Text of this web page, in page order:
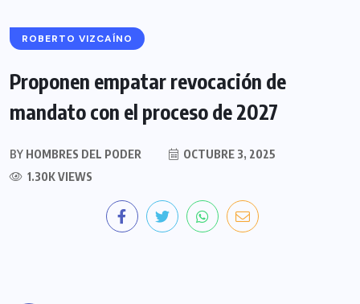
ROBERTO VIZCAÍNO
Proponen empatar revocación de
mandato con el proceso de 2027
BY HOMBRES DEL PODER
OCTUBRE 3, 2025
1.30K VIEWS